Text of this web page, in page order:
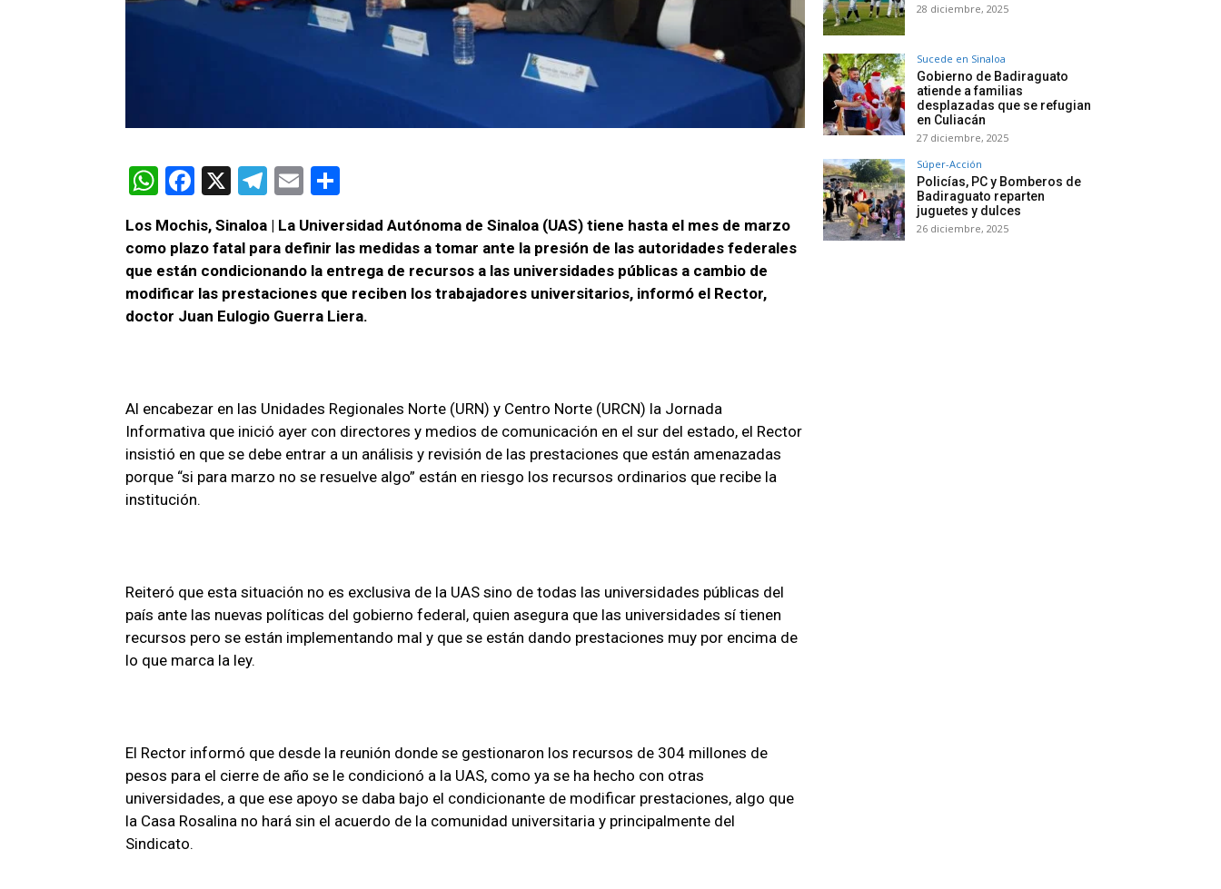
W
at
s
A
p
F
ce
b
o
o
X
T
e
gr
a
m
E
ail m
p
ar
tir
Los Mochis, Sinaloa | La Universidad Autónoma de Sinaloa (UAS) tiene hasta el mes de marzo
como plazo fatal para definir las medidas a tomar ante la presión de las autoridades federales
que están condicionando la entrega de recursos a las universidades públicas a cambio de
modificar las prestaciones que reciben los trabajadores universitarios, informó el Rector,
doctor Juan Eulogio Guerra Liera.
Al encabezar en las Unidades Regionales Norte (URN) y Centro Norte (URCN) la Jornada
Informativa que inició ayer con directores y medios de comunicación en el sur del estado, el Rector
insistió en que se debe entrar a un análisis y revisión de las prestaciones que están amenazadas
porque “si para marzo no se resuelve algo” están en riesgo los recursos ordinarios que recibe la
institución.
Reiteró que esta situación no es exclusiva de la UAS sino de todas las universidades públicas del
país ante las nuevas políticas del gobierno federal, quien asegura que las universidades sí tienen
recursos pero se están implementando mal y que se están dando prestaciones muy por encima de
lo que marca la ley.
El Rector informó que desde la reunión donde se gestionaron los recursos de 304 millones de
pesos para el cierre de año se le condicionó a la UAS, como ya se ha hecho con otras
universidades, a que ese apoyo se daba bajo el condicionante de modificar prestaciones, algo que
la Casa Rosalina no hará sin el acuerdo de la comunidad universitaria y principalmente del
Sindicato.
28 diciembre, 2025
Sucede en Sinaloa
Gobierno de Badiraguato
atiende a familias
desplazadas que se refugian
en Culiacán
27 diciembre, 2025
Súper-Acción
Policías, PC y Bomberos de
Badiraguato reparten
juguetes y dulces
26 diciembre, 2025